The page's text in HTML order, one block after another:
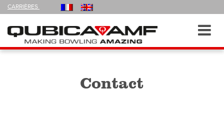
CARRIÈRES
FOLLOW
US
Navigation
Contact